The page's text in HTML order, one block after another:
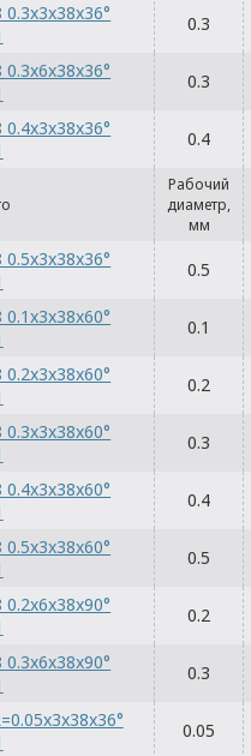
0.3
0.3
0.4
Рабочий
диаметр,
мм
0.5
0.1
0.2
0.3
0.4
0.5
0.2
0.3
0.05